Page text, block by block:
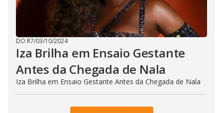
DO R7/03/10/2024
Iza Brilha em Ensaio Gestante
Antes da Chegada de Nala
Iza Brilha em Ensaio Gestante Antes da Chegada de Nala